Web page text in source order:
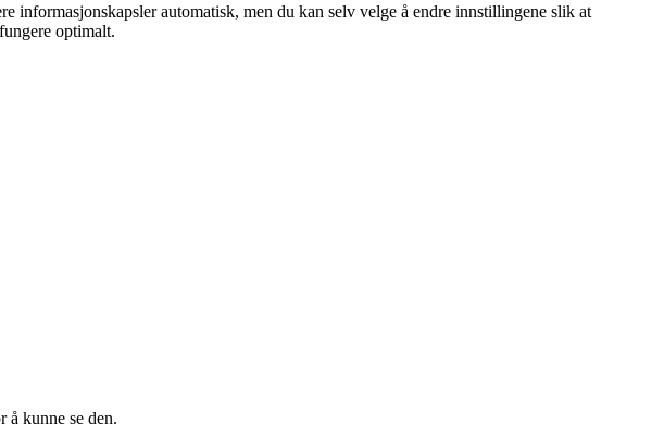
informasjonskapsler automatisk, men du kan selv velge å endre innstillingene slik at
optimalt.
å kunne se den.